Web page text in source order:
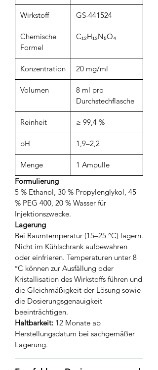
Wirkstoff GS-441524
Chemische
Formel
C₁₂H₁₃N₅O₄
Konzentration 20 mg/ml
Volumen
8 ml pro
Durchstechflasche
Reinheit ≥ 99,4 %
pH 1,9–2,2
Menge
1 Ampulle
Formulierung
5 % Ethanol, 30 % Propylenglykol, 45
% PEG 400, 20 % Wasser für
Injektionszwecke.
Lagerung
Bei Raumtemperatur (15–25 °C) lagern.
Nicht im Kühlschrank aufbewahren
oder einfrieren. Temperaturen unter 8
°C können zur Ausfällung oder
Kristallisation des Wirkstoffs führen und
die Gleichmäßigkeit der Lösung sowie
die Dosierungsgenauigkeit
beeinträchtigen.
Haltbarkeit: 12 Monate ab
Herstellungsdatum bei sachgemäßer
Lagerung.